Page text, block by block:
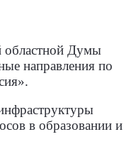
областной Думы
направления по
в образовании и